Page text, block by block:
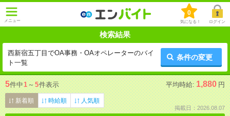
メニュー
0
気になる！ ログイン
検索結果
西新宿五丁目でOA事務・OAオペレーターのバイ
ト一覧
条件の変更
5件中1 ～ 5件表示 平均時給: 1,880 円
新着順 時給順 人気順
掲載日：2026.08.07